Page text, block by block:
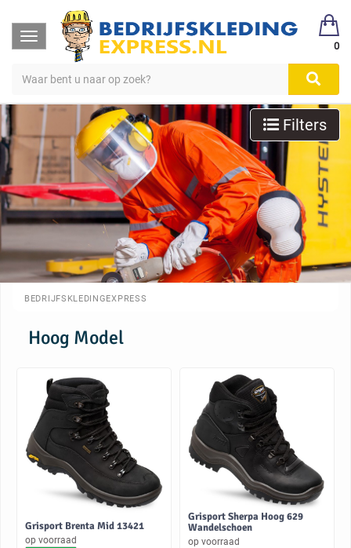
Toggle
navigation
0
BEDRIJFSKLEDINGEXPRESS
Filters
Hoog Model
Grisport Brenta Mid 13421
op voorraad
Grisport Sherpa Hoog 629
Wandelschoen
op voorraad